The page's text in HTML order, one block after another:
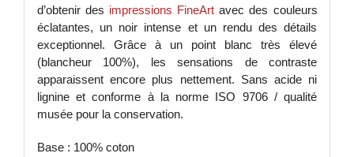
d’obtenir des impressions FineArt avec des couleurs
éclatantes, un noir intense et un rendu des détails
exceptionnel. Grâce à un point blanc très élevé
(blancheur 100%), les sensations de contraste
apparaissent encore plus nettement. Sans acide ni
lignine et conforme à la norme ISO 9706 / qualité
musée pour la conservation.
Base : 100% coton